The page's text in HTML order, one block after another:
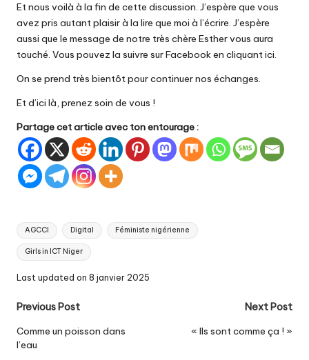
Et nous voilà à la fin de cette discussion. J’espère que vous
avez pris autant plaisir à la lire que moi à l’écrire. J’espère
aussi que le message de notre très chère Esther vous aura
touché. Vous pouvez la suivre sur Facebook en cliquantici.
On se prend très bientôt pour continuer nos échanges.
Et d’ici là, prenez soin de vous !
Partage cet article avec ton entourage :
Tags:
AGCCI Digital Féministe nigérienne
Girls in ICT Niger
Last updated on 8 janvier 2025
Post
navigation
Previous Post
Comme un poisson dans
l’eau
Next Post
« Ils sont comme ça ! »